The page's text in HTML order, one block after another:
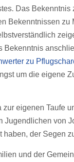
Das Bekenntnis
Bekenntnissen zu
Bekenntnis
zu
um die eigene
eigenen Taufe
Jugendlichen von
haben, der Segen
und der